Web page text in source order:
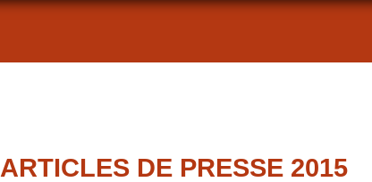
ARTICLES DE PRESSE 2015